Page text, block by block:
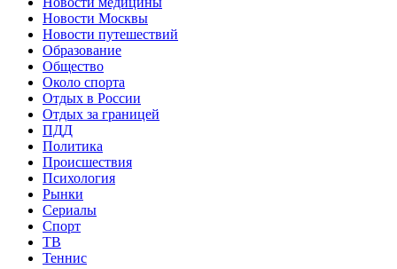
Новости Москвы
Новости путешествий
Образование
Общество
Около спорта
Отдых в России
Отдых за границей
ПДД
Политика
Происшествия
Психология
Рынки
Сериалы
Спорт
ТВ
Теннис